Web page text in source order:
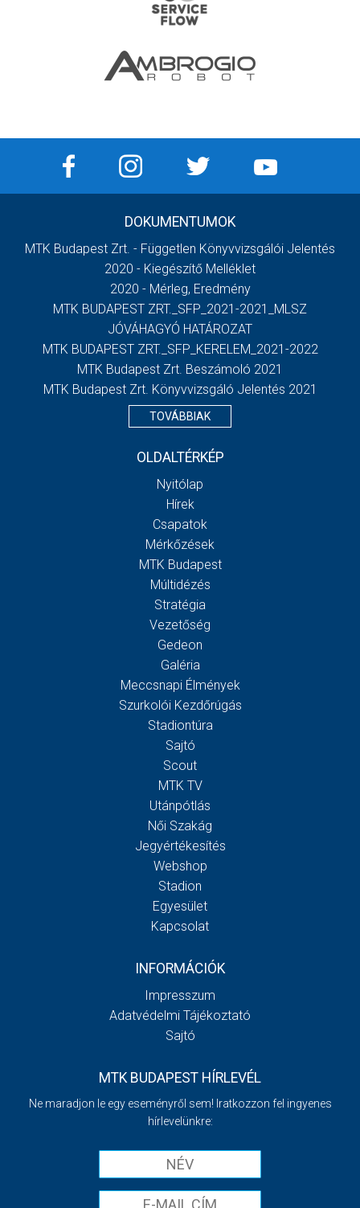
DOKUMENTUMOK
MTK Budapest Zrt. - Független Könyvvizsgálói Jelentés
2020 - Kiegészítő Melléklet
2020 - Mérleg, Eredmény
MTK BUDAPEST ZRT._SFP_2021-2021_MLSZ
JÓVÁHAGYÓ HATÁROZAT
MTK BUDAPEST ZRT._SFP_KERELEM_2021-2022
MTK Budapest Zrt. Beszámoló 2021
MTK Budapest Zrt. Könyvvizsgáló Jelentés 2021
TOVÁBBIAK
OLDALTÉRKÉP
Nyitólap
Hírek
Csapatok
Mérkőzések
MTK Budapest
Múltidézés
Stratégia
Vezetőség
Gedeon
Galéria
Meccsnapi Élmények
Szurkolói Kezdőrúgás
Stadiontúra
Sajtó
Scout
MTK TV
Utánpótlás
Női Szakág
Jegyértékesítés
Webshop
Stadion
Egyesület
Kapcsolat
INFORMÁCIÓK
Impresszum
Adatvédelmi Tájékoztató
Sajtó
MTK BUDAPEST HÍRLEVÉL
Ne maradjon le egy eseményről sem! Iratkozzon fel ingyenes
hírlevelünkre: